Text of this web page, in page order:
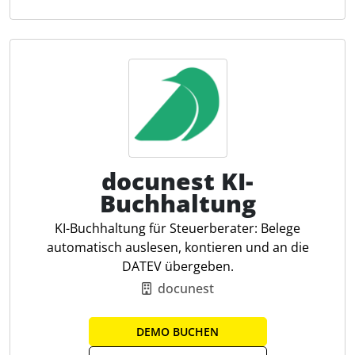
Zielgruppen Steuerberater, Prüfungsgesellschaften
und Unternehmen mit eigener Steuerfachabteilung
passende Kanzlei- und Themenpakete, die spezifisch
abgestimmt „gute Antworten“ auf steuerrechtliche
Fragestellungen geben. Aktuelle Rechtsprechung,
Kommentare von hochkarätigen Autoren, so wie die
Vielzahl von Arbeitshilfen und weiteren vernetzten
Tools, wie auch dem Livefeed für aktuelle
Fachinformationen erleichtern die Kanzleialltag
nachweislich. Smarte Tools wie die steuerliche
Entscheidungshilfe TaxNavi oder auch KI-
Anwendungen zeichnen das erweiterte Angebot der
NWB Datenbank aus.
NWB Livefeed
Newsletter-Service
docunest KI-
Buchhaltung
KI-Buchhaltung für Steuerberater: Belege
automatisch auslesen, kontieren und an die
DATEV übergeben.
docunest
DEMO BUCHEN